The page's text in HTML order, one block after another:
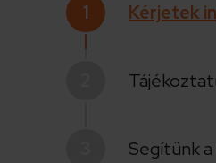
1 Kérjetek
Segítünk